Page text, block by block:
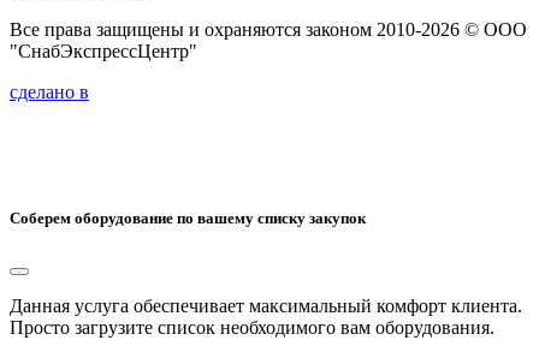
Все права защищены и охраняются законом 2010-2026 © ООО
"СнабЭкспрессЦентр"
сделано в
Соберем оборудование по вашему списку закупок
Данная услуга обеспечивает максимальный комфорт клиента.
Просто загрузите список необходимого вам оборудования.